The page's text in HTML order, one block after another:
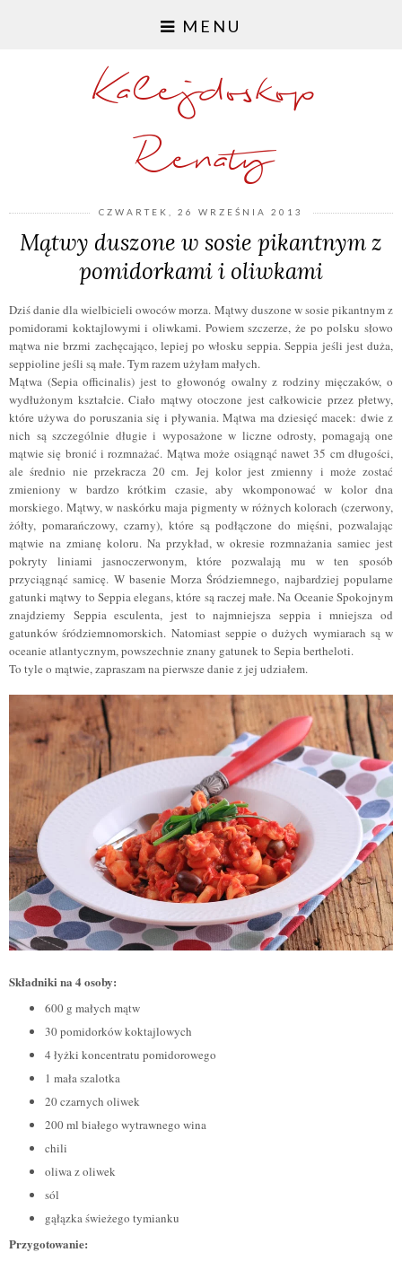
MENU
Kalejdoskop
Renaty
CZWARTEK, 26 WRZEŚNIA 2013
Mątwy duszone w sosie pikantnym z
pomidorkami i oliwkami
Dziś danie dla wielbicieli owoców morza. Mątwy duszone w sosie pikantnym z
pomidorami koktajlowymi i oliwkami. Powiem szczerze, że po polsku słowo
mątwa nie brzmi zachęcająco, lepiej po włosku seppia. Seppia jeśli jest duża,
seppioline jeśli są małe. Tym razem użyłam małych.
Mątwa (Sepia officinalis) jest to głowonóg owalny z rodziny mięczaków, o
wydłużonym kształcie. Ciało mątwy otoczone jest całkowicie przez płetwy,
które używa do poruszania się i pływania. Mątwa ma dziesięć macek: dwie z
nich są szczególnie długie i wyposażone w liczne odrosty, pomagają one
mątwie się bronić i rozmnażać. Mątwa może osiągnąć nawet 35 cm długości,
ale średnio nie przekracza 20 cm. Jej kolor jest zmienny i może zostać
zmieniony w bardzo krótkim czasie, aby wkomponować w kolor dna
morskiego. Mątwy, w naskórku maja pigmenty w różnych kolorach (czerwony,
żółty, pomarańczowy, czarny), które są podłączone do mięśni, pozwalając
mątwie na zmianę koloru. Na przykład, w okresie rozmnażania samiec jest
pokryty liniami jasnoczerwonym, które pozwalają mu w ten sposób
przyciągnąć samicę. W basenie Morza Śródziemnego, najbardziej popularne
gatunki mątwy to Seppia elegans, które są raczej małe. Na Oceanie Spokojnym
znajdziemy Seppia esculenta, jest to najmniejsza seppia i mniejsza od
gatunków śródziemnomorskich. Natomiast seppie o dużych wymiarach są w
oceanie atlantycznym, powszechnie znany gatunek to Sepia bertheloti.
To tyle o mątwie, zapraszam na pierwsze danie z jej udziałem.
Składniki na 4 osoby:
600 g małych mątw
30 pomidorków koktajlowych
4 łyżki koncentratu pomidorowego
1 mała szalotka
20 czarnych oliwek
200 ml białego wytrawnego wina
chili
oliwa z oliwek
sól
gąłązka świeżego tymianku
Przygotowanie: